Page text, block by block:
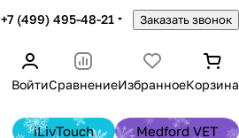
+7 (499) 495-48-21 Заказать звонок
ВойтиСравнениеИзбранноеКорзина
iLivTouch Medford VET